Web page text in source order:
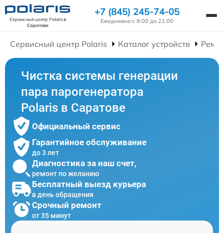
Сервисный центр Polarisв
Саратове
+7 (845) 245-74-05
Ежедневно с 9:00 до 21:00
Сервисный центр Polaris Каталог устройств
Чистка системы генерации
пара парогенератора
Polaris в Саратове
Официальный сервис
Гарантийное обслуживание
до 3 лет
Диагностика за наш счет,
ремонт по желанию
Бесплатный выезд курьера
в день обращения
Срочный ремонт
от 35 минут